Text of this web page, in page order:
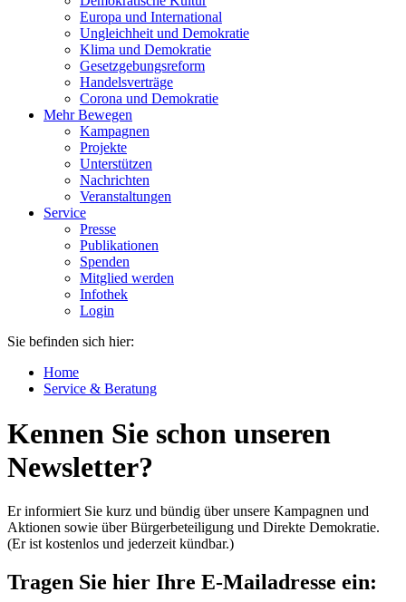
Europa und International
Ungleichheit und Demokratie
Klima und Demokratie
Gesetzgebungsreform
Handelsverträge
Corona und Demokratie
Mehr Bewegen
Kampagnen
Projekte
Unterstützen
Nachrichten
Veranstaltungen
Service
Presse
Publikationen
Spenden
Mitglied werden
Infothek
Login
Sie befinden sich hier:
Home
Service & Beratung
Kennen Sie schon unseren
Newsletter?
Er informiert Sie kurz und bündig über unsere Kampagnen und
Aktionen sowie über Bürgerbeteiligung und Direkte Demokratie.
(Er ist kostenlos und jederzeit kündbar.)
Tragen Sie hier Ihre E-Mailadresse ein: